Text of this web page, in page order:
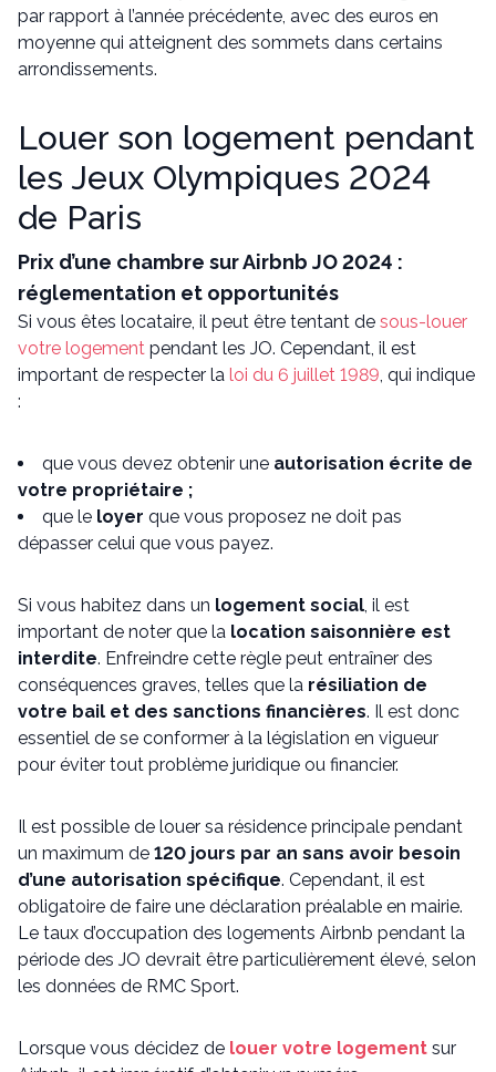
par rapport à l’année précédente, avec des euros en
moyenne qui atteignent des sommets dans certains
arrondissements.
Louer son logement pendant
les Jeux Olympiques 2024
de Paris
Prix d’une chambre sur Airbnb JO 2024 :
réglementation et opportunités
Si vous êtes locataire, il peut être tentant de sous-louer
votre logement pendant les JO. Cependant, il est
important de respecter la loi du 6 juillet 1989, qui indique
:
que vous devez obtenir une autorisation écrite de
votre propriétaire ;
que le loyer que vous proposez ne doit pas
dépasser celui que vous payez.
Si vous habitez dans un logement social, il est
important de noter que la location saisonnière est
interdite. Enfreindre cette règle peut entraîner des
conséquences graves, telles que la résiliation de
votre bail et des sanctions financières. Il est donc
essentiel de se conformer à la législation en vigueur
pour éviter tout problème juridique ou financier.
Il est possible de louer sa résidence principale pendant
un maximum de 120 jours par an sans avoir besoin
d’une autorisation spécifique. Cependant, il est
obligatoire de faire une déclaration préalable en mairie.
Le taux d’occupation des logements Airbnb pendant la
période des JO devrait être particulièrement élevé, selon
les données de RMC Sport.
Lorsque vous décidez de louer votre logement sur